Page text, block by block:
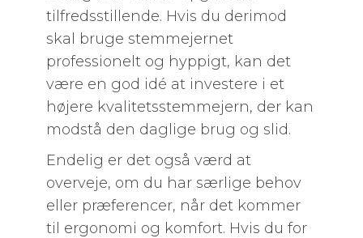
tilfredsstillende. Hvis du derimod
skal bruge stemmejernet
professionelt og hyppigt, kan det
være en god idé at investere i et
højere kvalitetsstemmejern, der kan
modstå den daglige brug og slid.
Endelig er det også værd at
overveje, om du har særlige behov
eller præferencer, når det kommer
til ergonomi og komfort. Hvis du for